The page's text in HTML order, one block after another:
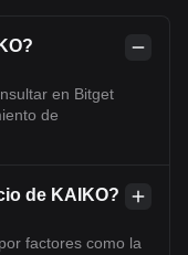
en Bitget
de
de KAIKO?
factores como la